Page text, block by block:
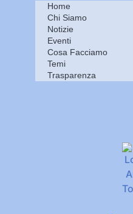
Home
Chi Siamo
Notizie
Eventi
Cosa Facciamo
Temi
Trasparenza